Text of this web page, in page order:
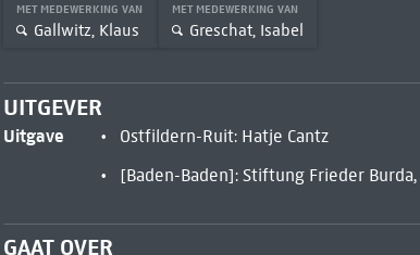
MET MEDEWERKING VAN
Gallwitz, Klaus
MET MEDEWERKING VAN
Greschat, Isabel
UITGEVER
Uitgave
Ostfildern-Ruit: Hatje Cantz
[Baden-Baden]: Stiftung Frieder
GAAT OVER